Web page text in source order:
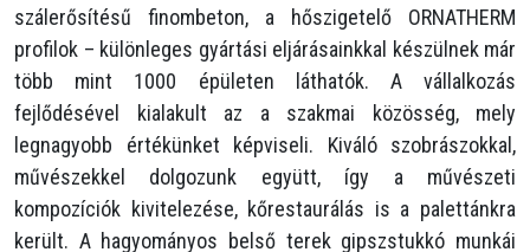
szálerősítésű finombeton, a hőszigetelő ORNATHERM
profilok – különleges gyártási eljárásainkkal készülnek már
több mint 1000 épületen láthatók. A vállalkozás
fejlődésével kialakult az a szakmai közösség, mely
legnagyobb értékünket képviseli. Kiváló szobrászokkal,
művészekkel dolgozunk együtt, így a művészeti
kompozíciók kivitelezése, kőrestaurálás is a palettánkra
került. A hagyományos belső terek gipszstukkó munkái